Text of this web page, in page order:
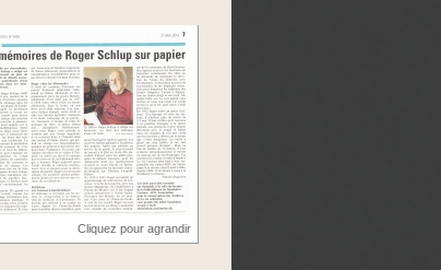
Cliquez pour agrandir